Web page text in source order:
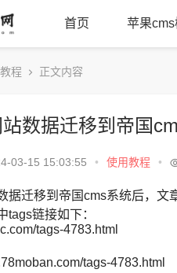
首页 苹果cms
程 正文内容
数据迁移到帝国
03-15 15:03:55 • 使用教程 •
据迁移到帝国cms系统后，文
tags链接如下：
tags-4783.html
tags-4783.html